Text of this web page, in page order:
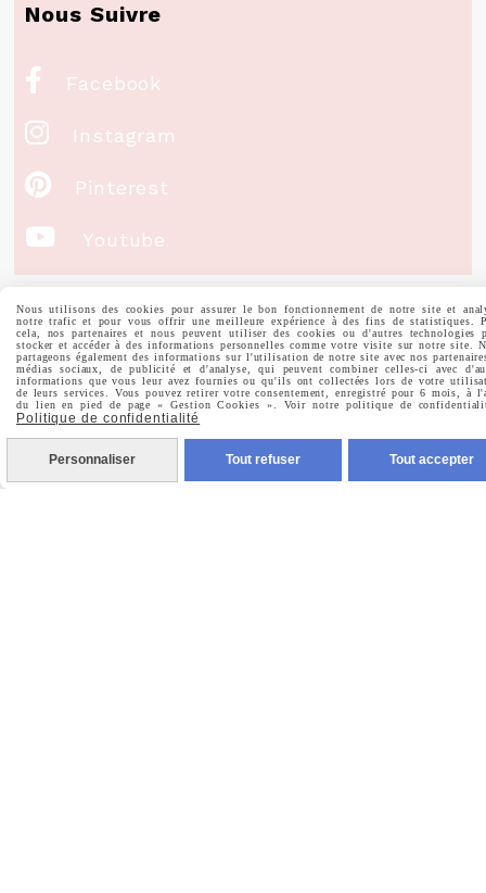
Nous Suivre
 Facebook
 Instagram
 Pinterest
 Youtube
Votre Email
Prénom
Nous utilisons des cookies pour assurer le bon fonctionnement de notre site et
notre trafic et pour vous offrir une meilleure expérience à des fins de statistiques.
cela, nos partenaires et nous peuvent utiliser des cookies ou d'autres technologies
stocker et accéder à des informations personnelles comme votre visite sur notre site.
partageons également des informations sur l'utilisation de notre site avec nos
médias sociaux, de publicité et d'analyse, qui peuvent combiner celles-ci avec
informations que vous leur avez fournies ou qu'ils ont collectées lors de votre
de leurs services. Vous pouvez retirer votre consentement, enregistré pour 6 mois, à
du lien en pied de page « Gestion Cookies ». Voir notre politique de
Politique de confidentialité
Personnaliser Tout refuser Tout accepter